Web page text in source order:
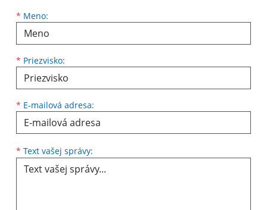
* Meno:
Meno
* Priezvisko:
Priezvisko
* E-mailová adresa:
E-mailová adresa
* Text vašej správy: